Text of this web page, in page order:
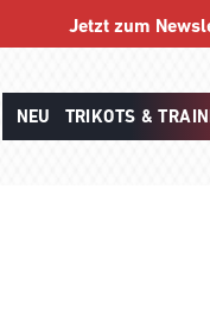
Jetzt zum
NEU TRIKOTS &